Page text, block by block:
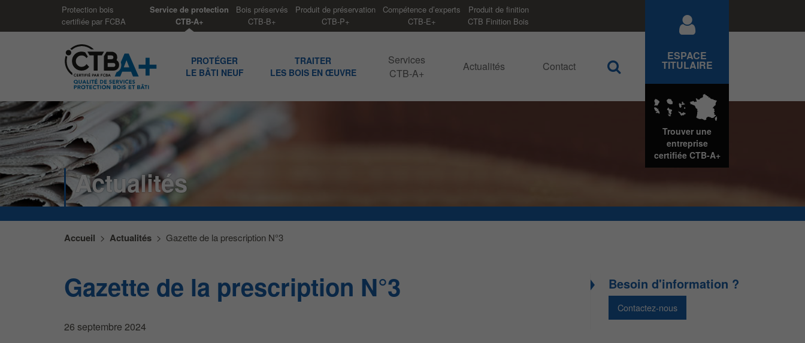
Panneau de gestion des cookies
Protection bois
certifiée par FCBA
Service de protection
CTB-A+
Bois préservés
CTB-B+
Produit de préservation
CTB-P+
Compétence d’experts
CTB-E+
Produit de finition
CTB Finition Bois
PROTÉGER
LE BÂTI NEUF
TRAITER
LES BOIS EN ŒUVRE
Services
CTB-A+
Actualités Contact Rechercher
ESPACE
TITULAIRE
Trouver une
entreprise
certifiée CTB-A+
Actualités
Accueil > Actualités > Gazette de la prescription N°3
Gazette de la prescription N°3
26 septembre 2024
Besoin d'information ?
Contactez-nous